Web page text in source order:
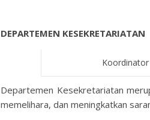
DEPARTEMEN KESEKRETARIATAN
Departemen Kesekretariatan
memelihara, dan meningkatkan